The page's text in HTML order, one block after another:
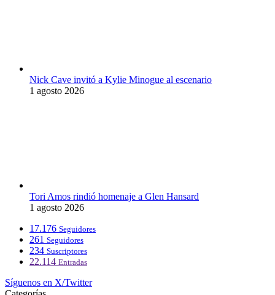
Nick Cave invitó a Kylie Minogue al escenario
1 agosto 2026
Tori Amos rindió homenaje a Glen Hansard
1 agosto 2026
17.176 Seguidores
261 Seguidores
234 Suscriptores
22.114 Entradas
Síguenos en X/Twitter